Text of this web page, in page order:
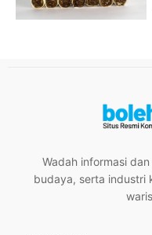
Wadah informasi
budaya, serta industri